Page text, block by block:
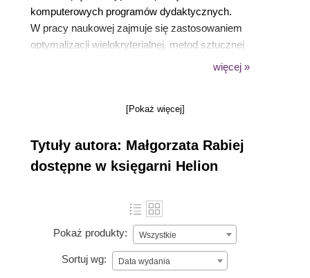
komputerowych programów dydaktycznych.
W pracy naukowej zajmuje się zastosowaniem
optymalizacji wielokryterialnej, metod sztucznej
inteligencji oraz metod statystycznych do analizy
programów naukowych WAXFIT i SAXSDAT
zarówno w kraju jak i za granicą.
więcej »
[Pokaż więcej]
Tytuły autora: Małgorzata Rabiej
dostępne w księgarni Helion
Pokaż produkty: Wszystkie
Sortuj wg: Data wydania